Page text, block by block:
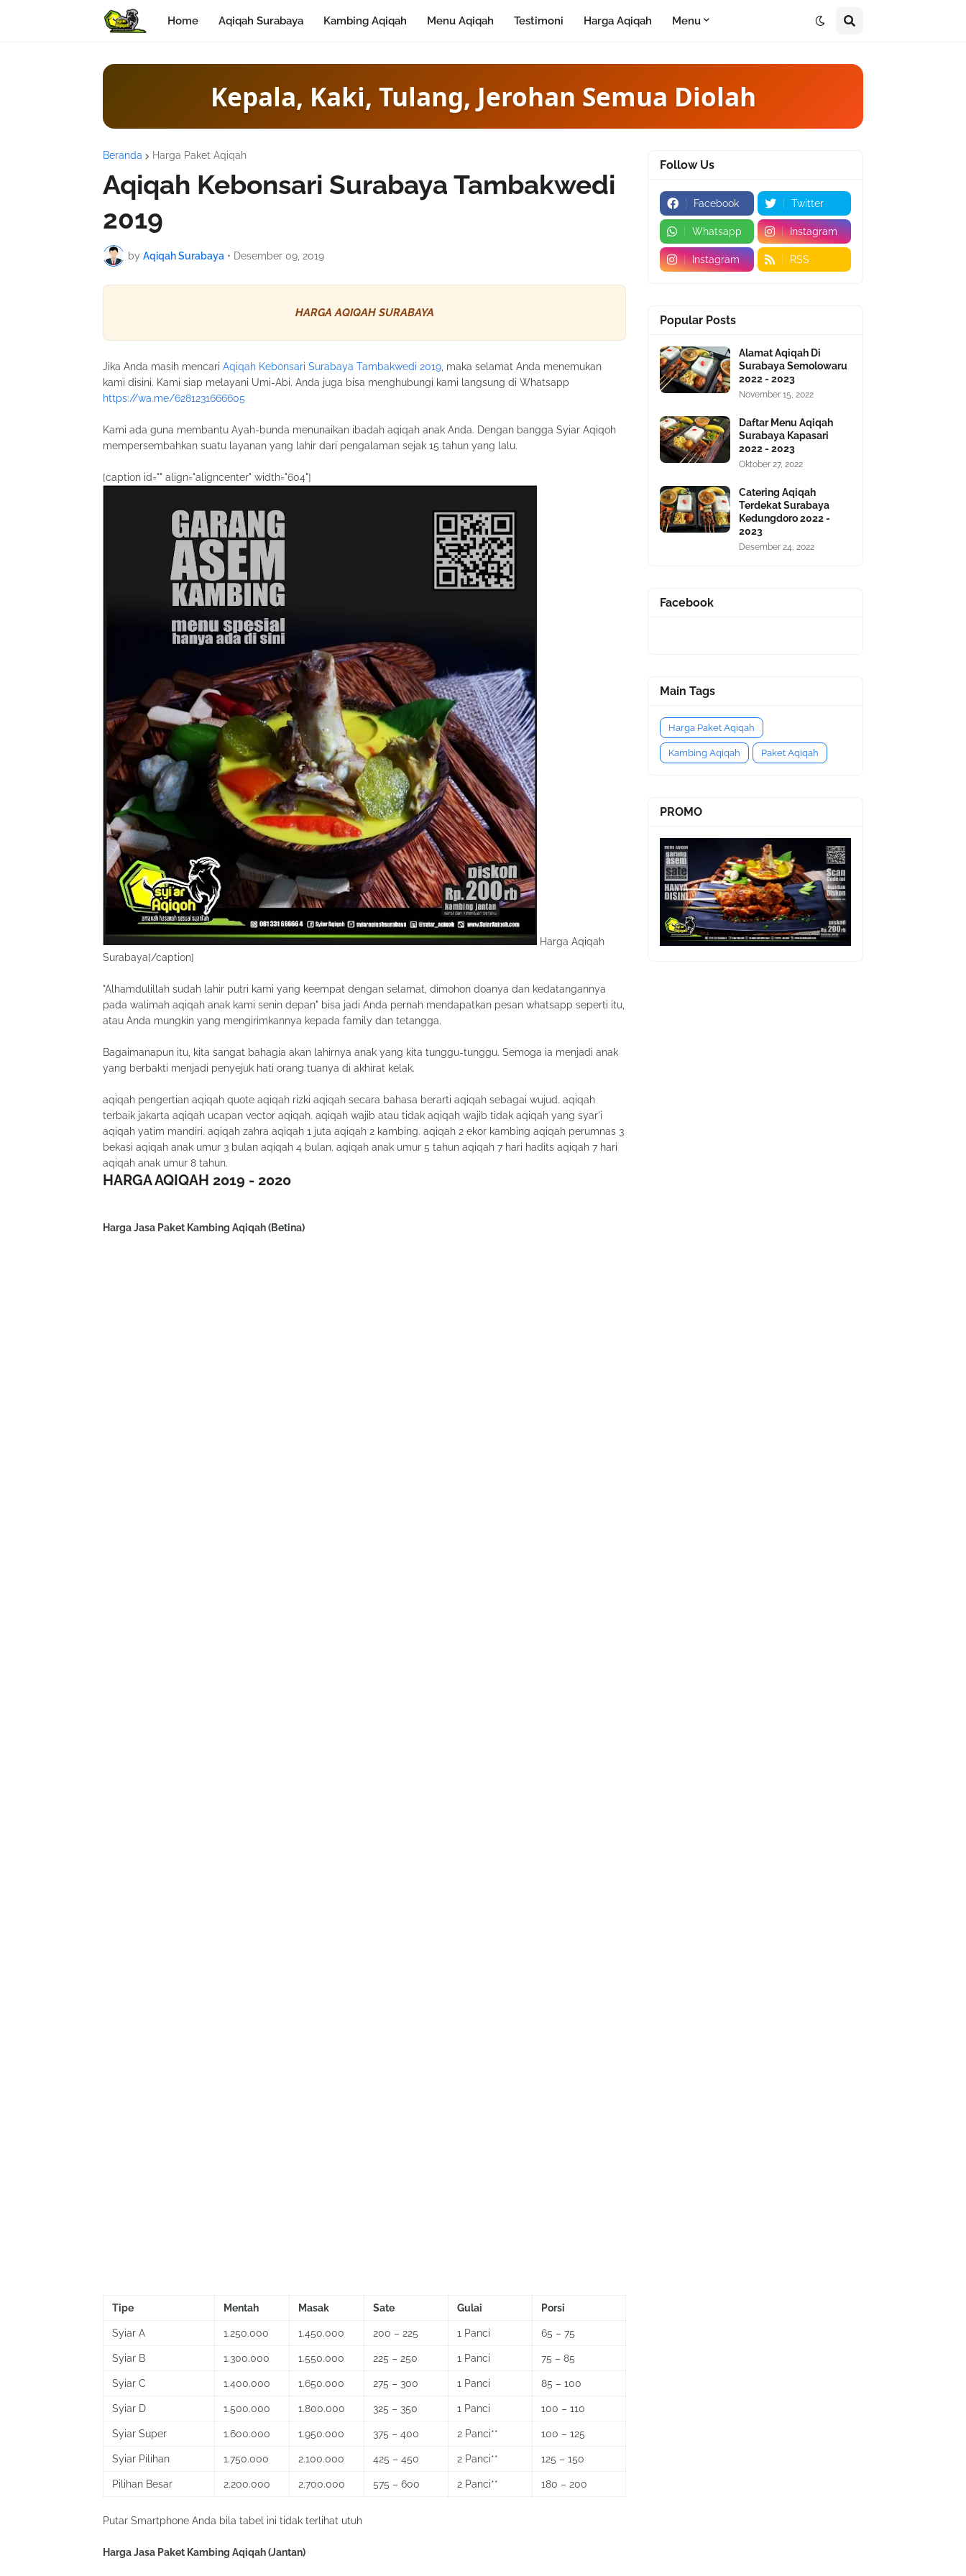
Home Aqiqah Surabaya Kambing Aqiqah Menu Aqiqah Testimoni Harga Aqiqah Menu
Kepala, Kaki, Tulang, Jerohan Semua Diolah
Beranda Harga Paket Aqiqah
Aqiqah Kebonsari Surabaya Tambakwedi
2019
by Aqiqah Surabaya • Desember 09, 2019
HARGA AQIQAH SURABAYA
Jika Anda masih mencari Aqiqah Kebonsari Surabaya Tambakwedi 2019 , maka selamat Anda menemukan
kami disini. Kami siap melayani Umi-Abi. Anda juga bisa menghubungi kami langsung di Whatsapp
https://wa.me/6281231666605
Kami ada guna membantu Ayah-bunda menunaikan ibadah aqiqah anak Anda. Dengan bangga Syiar Aqiqoh
mempersembahkan suatu layanan yang lahir dari pengalaman sejak 15 tahun yang lalu.
[caption id="" align="aligncenter" width="604"]
Harga Aqiqah
Surabaya[/caption]
"Alhamdulillah sudah lahir putri kami yang keempat dengan selamat, dimohon doanya dan kedatangannya
pada walimah aqiqah anak kami senin depan" bisa jadi Anda pernah mendapatkan pesan whatsapp seperti itu,
atau Anda mungkin yang mengirimkannya kepada family dan tetangga.
Bagaimanapun itu, kita sangat bahagia akan lahirnya anak yang kita tunggu-tunggu. Semoga ia menjadi anak
yang berbakti menjadi penyejuk hati orang tuanya di akhirat kelak.
aqiqah pengertian aqiqah quote aqiqah rizki aqiqah secara bahasa berarti aqiqah sebagai wujud. aqiqah
terbaik jakarta aqiqah ucapan vector aqiqah. aqiqah wajib atau tidak aqiqah wajib tidak aqiqah yang syar'i
aqiqah yatim mandiri. aqiqah zahra aqiqah 1 juta aqiqah 2 kambing. aqiqah 2 ekor kambing aqiqah perumnas 3
bekasi aqiqah anak umur 3 bulan aqiqah 4 bulan. aqiqah anak umur 5 tahun aqiqah 7 hari hadits aqiqah 7 hari
aqiqah anak umur 8 tahun.
HARGA AQIQAH 2019 - 2020
Harga Jasa Paket Kambing Aqiqah (Betina)
Tipe Mentah Masak Sate Gulai Porsi
Syiar A 1.250.000 1.450.000 200 – 225 1 Panci 65 – 75
Syiar B 1.300.000 1.550.000 225 – 250 1 Panci 75 – 85
Syiar C 1.400.000 1.650.000 275 – 300 1 Panci 85 – 100
Syiar D 1.500.000 1.800.000 325 – 350 1 Panci 100 – 110
Syiar Super 1.600.000 1.950.000 375 – 400 2 Panci** 100 – 125
Syiar Pilihan 1.750.000 2.100.000 425 – 450 2 Panci** 125 – 150
Pilihan Besar 2.200.000 2.700.000 575 – 600 2 Panci** 180 – 200
Putar Smartphone Anda bila tabel ini tidak terlihat utuh
Harga Jasa Paket Kambing Aqiqah (Jantan)
Follow Us
Facebook Twitter
Whatsapp Instagram
Instagram RSS
Popular Posts
Alamat Aqiqah Di
Surabaya Semolowaru
2022 - 2023
November 15, 2022
Daftar Menu Aqiqah
Surabaya Kapasari
2022 - 2023
Oktober 27, 2022
Catering Aqiqah
Terdekat Surabaya
Kedungdoro 2022 -
2023
Desember 24, 2022
Facebook
Main Tags
Harga Paket Aqiqah
Kambing Aqiqah Paket Aqiqah
PROMO